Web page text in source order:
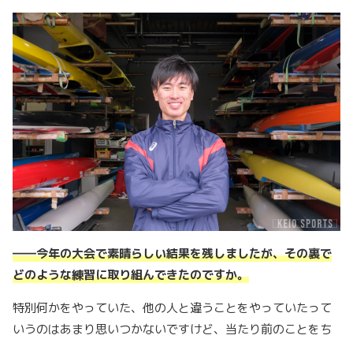
――今年の大会で素晴らしい結果を残しましたが、その裏で
どのような練習に取り組んできたのですか。
特別何かをやっていた、他の人と違うことをやっていたって
いうのはあまり思いつかないですけど、当たり前のことをち